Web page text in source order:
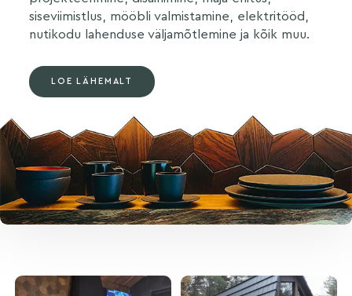
siseviimistlus, mööbli valmistamine, elektritööd,
nutikodu lahenduse väljamõtlemine ja kõik muu.
LOE LÄHEMALT